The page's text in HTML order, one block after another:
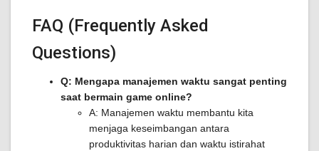
FAQ (Frequently Asked
Questions)
Q: Mengapa manajemen waktu sangat penting
saat bermain game online?
A: Manajemen waktu membantu kita
menjaga keseimbangan antara
produktivitas harian dan waktu istirahat